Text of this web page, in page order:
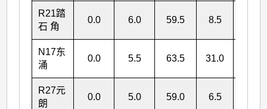
R21踏
石 角
0.0 6.0 59.5 8.5
N17东
涌
0.0 5.5 63.5 31.0
R27元
朗
0.0 5.0 59.0 6.5